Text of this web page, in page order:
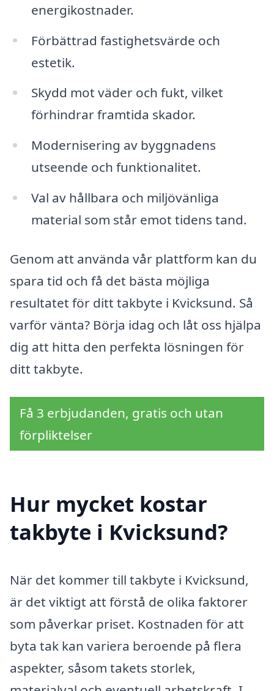
energikostnader.
Förbättrad fastighetsvärde och
estetik.
Skydd mot väder och fukt, vilket
förhindrar framtida skador.
Modernisering av byggnadens
utseende och funktionalitet.
Val av hållbara och miljövänliga
material som står emot tidens tand.
Genom att använda vår plattform kan du
spara tid och få det bästa möjliga
resultatet för ditt takbyte i Kvicksund. Så
varför vänta? Börja idag och låt oss hjälpa
dig att hitta den perfekta lösningen för
ditt takbyte.
Få 3 erbjudanden, gratis och utan
förpliktelser
Hur mycket kostar
takbyte i Kvicksund?
När det kommer till takbyte i Kvicksund,
är det viktigt att förstå de olika faktorer
som påverkar priset. Kostnaden för att
byta tak kan variera beroende på flera
aspekter, såsom takets storlek,